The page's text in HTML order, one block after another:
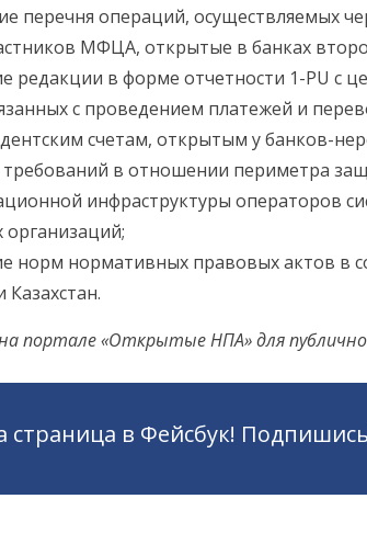
перечня операций, осуществляемых
МФЦА, открытые в банках
редакции в форме отчетности 1-PU с
с проведением платежей и
счетам, открытым у банков-
требований в отношении периметра
инфраструктуры операторов
норм нормативных правовых актов в
Казахстан.
портале «Открытые НПА» для
страница в Фейсбук!